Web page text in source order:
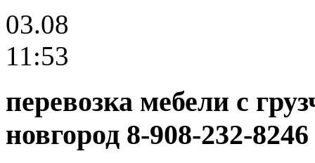
03.08
11:53
перевозка мебели с
новгород 8-908-232-